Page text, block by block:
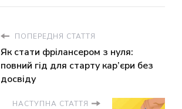
ПОПЕРЕДНЯ СТАТТЯ
Як стати фрілансером з нуля:
повний гід для старту кар’єри без
досвіду
НАСТУПНА СТАТТЯ